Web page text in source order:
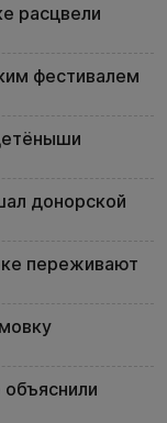
расцвели
фестивалем
донорской
переживают